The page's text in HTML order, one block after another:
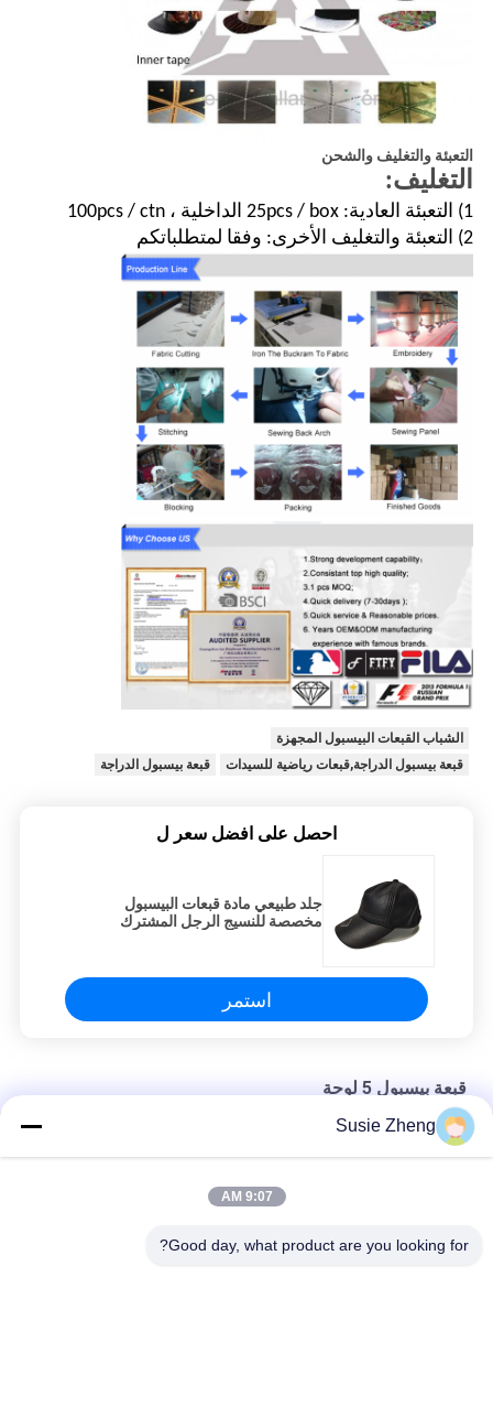
التعبئة والتغليف والشحن
التغليف:
1) التعبئة العادية: 25pcs / box الداخلية ، 100pcs / ctn
2) التعبئة والتغليف الأخرى: وفقا لمتطلباتكم
الشباب القبعات البيسبول المجهزة
قبعة بيسبول الدراجة,قبعات رياضية للسيدات
قبعة بيسبول الدراجة
احصل على افضل سعر ل
جلد طبيعي مادة قبعات البيسبول
مخصصة للنسيج الرجل المشترك
استمر
قبعة بيسبول 5 لوحة
قبعة بيسبول 58 سم 5 ألواح مع مشبك بلاستيك
Susie Zheng
9:07 AM
Good day, what product are you looking for?